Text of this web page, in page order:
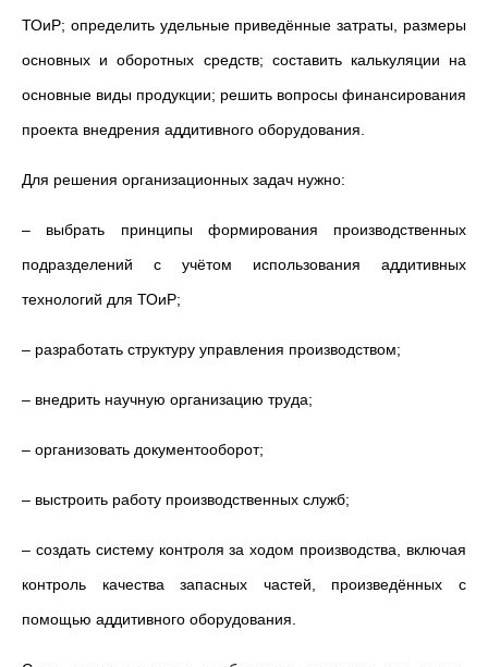
ТОиР; определить удельные приведённые затраты, размеры
основных и оборотных средств; составить калькуляции на
основные виды продукции; решить вопросы финансирования
проекта внедрения аддитивного оборудования.
Для решения организационных задач нужно:
– выбрать принципы формирования производственных
подразделений с учётом использования аддитивных
технологий для ТОиР;
– разработать структуру управления производством;
– внедрить научную организацию труда;
– организовать документооборот;
– выстроить работу производственных служб;
– создать систему контроля за ходом производства, включая
контроль качества запасных частей, произведённых с
помощью аддитивного оборудования.